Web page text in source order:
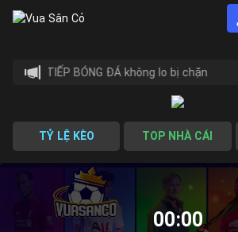
TIẾP BÓNG ĐÁ không lo bị chặn
TỶ LỆ KÈO TOP NHÀ CÁI
00:00